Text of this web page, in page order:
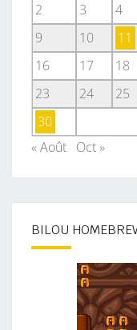
2
3 4
9
10 11
16
17 18
23
24 25
30
« Août Oct »
BILOU